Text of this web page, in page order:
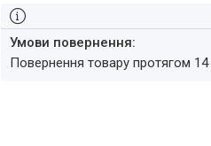
повернення товару протягом